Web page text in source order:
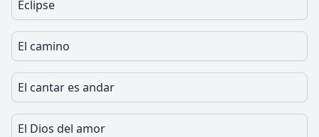
Eclipse
El camino
El cantar es andar
El Dios del amor